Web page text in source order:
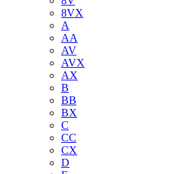
8VX
A
AA
AV
AVX
AX
B
BB
BX
C
CC
CX
D